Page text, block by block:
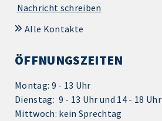
Nachricht schreiben
Alle Kontakte
ÖFFNUNGSZEITEN
Montag: 9 - 13 Uhr
Dienstag: 9 - 13 Uhr und 14 - 18 Uhr
Mittwoch: kein Sprechtag